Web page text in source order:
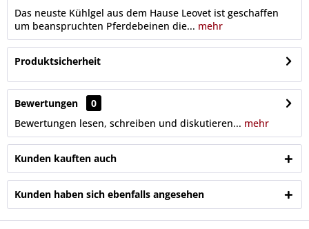
Das neuste Kühlgel aus dem Hause Leovet ist geschaffen
um beanspruchten Pferdebeinen die... mehr
Produktsicherheit
Bewertungen
0
Bewertungen lesen, schreiben und diskutieren... mehr
Kunden kauften auch
Kunden haben sich ebenfalls angesehen